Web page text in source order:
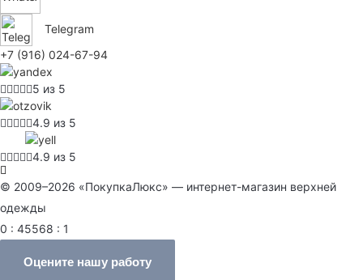
Telegram
+7 (916) 024-67-94
5 из 5
4.9 из 5
4.9 из 5
© 2009–2026 «ПокупкаЛюкс» — интернет-магазин верхней
одежды
0 : 45568 : 1
Оцените нашу работу